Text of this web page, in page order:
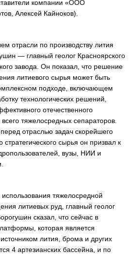
компании «ООО
Алексей Кайноков).
отрасли по производству лития
— главный геолог Красноярского
завода. Он показал, что решение
литиевого сырья может быть
подходе, включающем
технологических решений,
отечественного
тяжелосредных сепараторов.
отраслью задач скорейшего
сырья он призвал к
вузы, НИИ и
использования тяжелосредной
литиевых руд, главный геолог
сказал, что сейчас в
которая является
лития, брома и других
4 артезианских бассейна, и по